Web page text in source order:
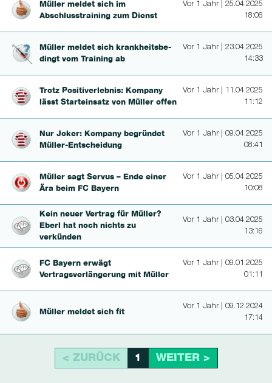
Müller meldet sich im
Abschlusstrai­ning zum Dienst
Vor 1 Jahr | 25.04.2025
18:06
Müller meldet sich krankheits­be­
dingt vom Training ab
Vor 1 Jahr | 23.04.2025
14:33
Trotz Positi­ver­leb­nis: Kompany
lässt Starteinsatz von Müller offen
Vor 1 Jahr | 11.04.2025
11:12
Nur Joker: Kompany begründet
Müller-Ents­chei­dung
Vor 1 Jahr | 09.04.2025
08:41
Müller sagt Servus – Ende einer
Ära beim FC Bayern
Vor 1 Jahr | 05.04.2025
10:08
Kein neuer Vertrag für Müller?
Eberl hat noch nichts zu
verkünden
Vor 1 Jahr | 03.04.2025
13:16
FC Bayern erwägt
Vertragsverlänge­rung mit Müller
Vor 1 Jahr | 09.01.2025
01:11
Müller meldet sich fit
Vor 1 Jahr | 09.12.2024
17:14
< ZURÜCK 1 WEITER >